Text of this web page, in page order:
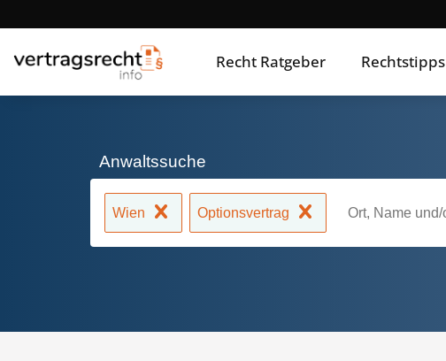
Recht Ratgeber Rechtstipps
Anwaltssuche
Wien Optionsvertrag